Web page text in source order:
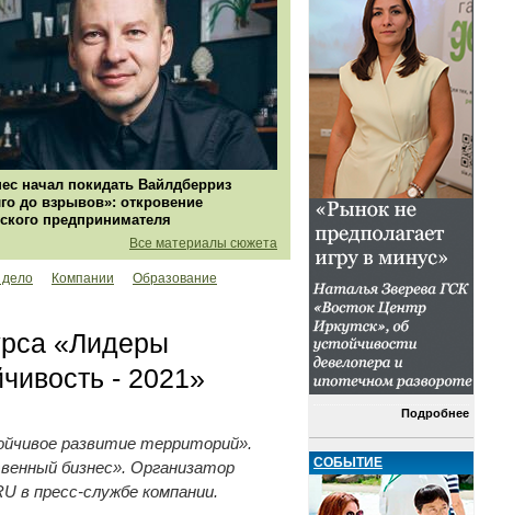
начал покидать Вайлдберриз
до взрывов»: откровение
предпринимателя
Все материалы сюжета
Компании
Образование
«Лидеры
- 2021»
развитие территорий».
бизнес». Организатор
в пресс-службе компании.
Подробнее
СОБЫТИЕ